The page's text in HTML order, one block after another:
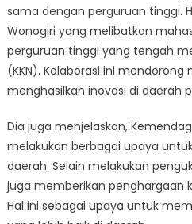
sama dengan perguruan tinggi.
Wonogiri yang melibatkan
perguruan tinggi yang tengah
(KKN). Kolaborasi ini mendorong
menghasilkan inovasi di daerah
Dia juga menjelaskan,
melakukan berbagai upaya
daerah. Selain melakukan
juga memberikan penghargaan
Hal ini sebagai upaya untuk